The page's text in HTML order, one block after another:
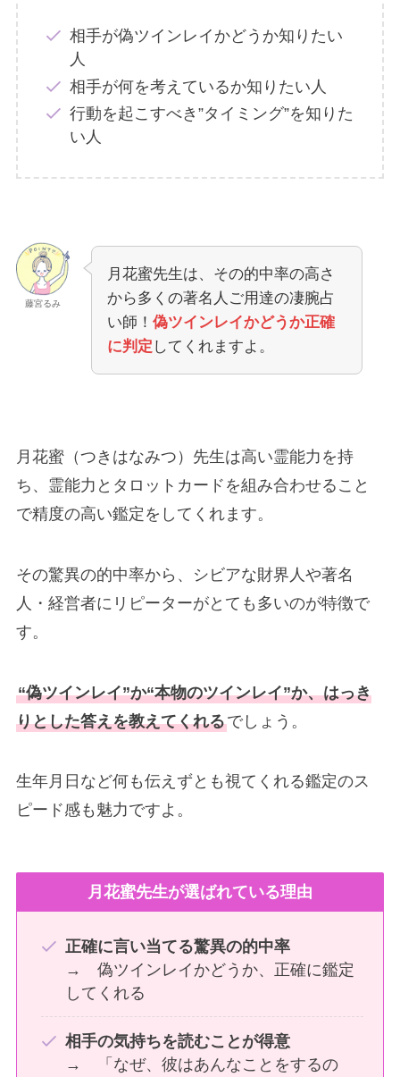
相手が偽ツインレイかどうか知りたい
人
相手が何を考えているか知りたい人
行動を起こすべき”タイミング”を知りた
い人
藤宮るみ
月花蜜先生は、その的中率の高さ
から多くの著名人ご用達の凄腕占
い師！ 偽ツインレイかどうか正確
に判定 してくれますよ。
月花蜜（つきはなみつ）先生は高い霊能力を持
ち、霊能力とタロットカードを組み合わせること
で精度の高い鑑定をしてくれます。
その驚異の的中率から、シビアな財界人や著名
人・経営者にリピーターがとても多いのが特徴で
す。
“偽ツインレイ”か“本物のツインレイ”か、はっき
りとした答えを教えてくれるでしょう。
生年月日など何も伝えずとも視てくれる鑑定のス
ピード感も魅力ですよ。
月花蜜先生が選ばれている理由
正確に言い当てる驚異の的中率
→ 偽ツインレイかどうか、正確に鑑定
してくれる
相手の気持ちを読むことが得意
→ 「なぜ、彼はあんなことをするの